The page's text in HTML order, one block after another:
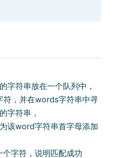
字符串放在一个队列中，
符，并在words字符串中寻
字符串，
该word字符串首字母添加
字符，说明匹配成功